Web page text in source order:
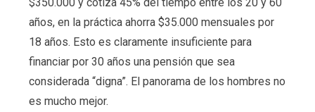
$350.000 y cotiza 45% del tiempo entre los 20 y 60
años, en la práctica ahorra $35.000 mensuales por
18 años. Esto es claramente insuficiente para
financiar por 30 años una pensión que sea
considerada “digna”. El panorama de los hombres no
es mucho mejor.